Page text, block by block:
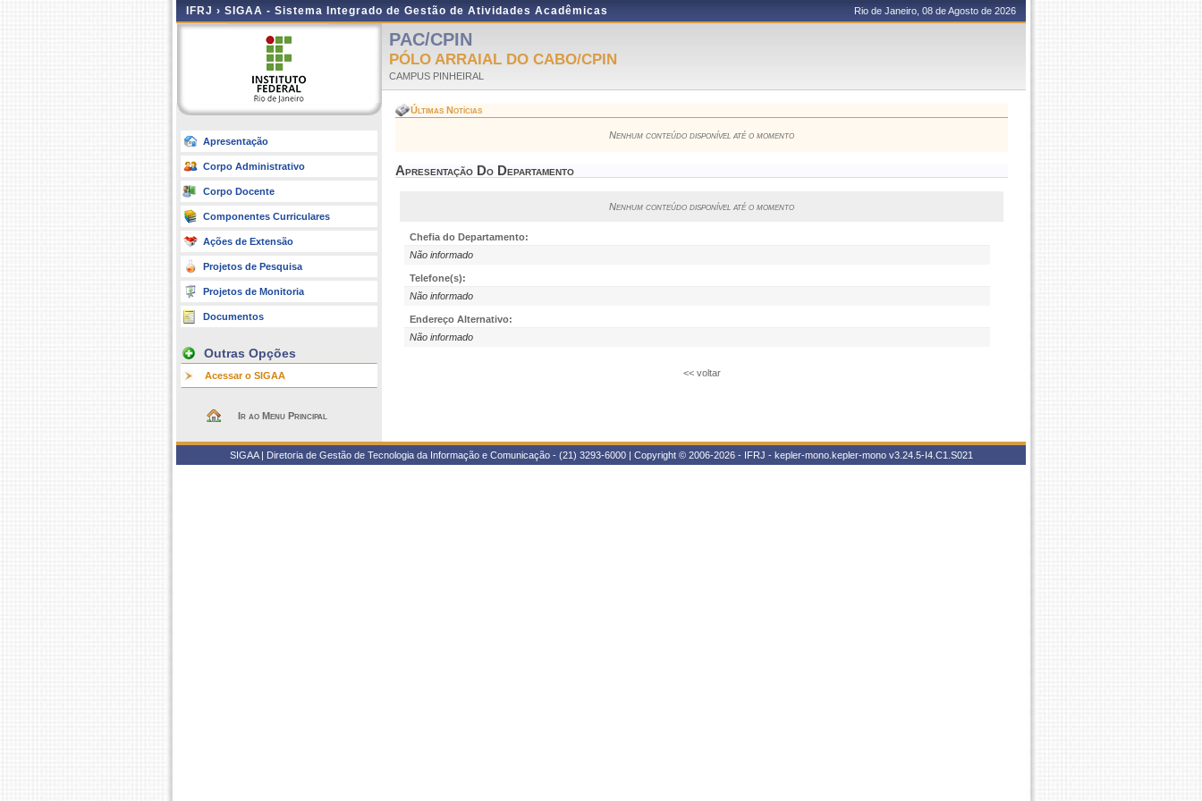
IFRJ › SIGAA - Sistema Integrado de Gestão de Atividades Acadêmicas Rio de Janeiro, 08 de Agosto de 2026
Apresentação
Corpo Administrativo
Corpo Docente
Componentes Curriculares
Ações de Extensão
Projetos de Pesquisa
Projetos de Monitoria
Documentos
Outras Opções
Acessar o SIGAA
Ir ao Menu Principal
PAC/CPIN
PÓLO ARRAIAL DO CABO/CPIN
CAMPUS PINHEIRAL
Últimas Notícias
Nenhum conteúdo disponível até o momento
Apresentação Do Departamento
Nenhum conteúdo disponível até o momento
Chefia do Departamento:
Não informado
Telefone(s):
Não informado
Endereço Alternativo:
Não informado
<< voltar
SIGAA | Diretoria de Gestão de Tecnologia da Informação e Comunicação - (21) 3293-6000 | Copyright © 2006-2026 - IFRJ - kepler-mono.kepler-mono v3.24.5-I4.C1.S021